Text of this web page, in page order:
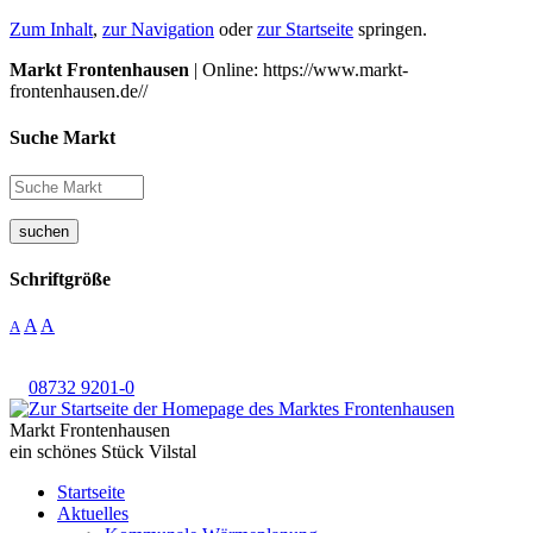
Zum Inhalt, zur Navigation oderzur Startseite springen.
Markt Frontenhausen | Online: https://www.markt-
frontenhausen.de//
Suche Markt
suchen
Schriftgröße
A A A
08732 9201-0
Markt Frontenhausen
ein schönes Stück Vilstal
Startseite
Aktuelles